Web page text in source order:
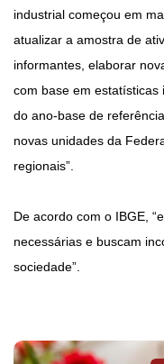
industrial começou em
atualizar a amostra de
informantes, elaborar
com base em estatísticas
do ano-base de
novas unidades da
regionais”.
De acordo com o IBGE,
necessárias e buscam
sociedade”.